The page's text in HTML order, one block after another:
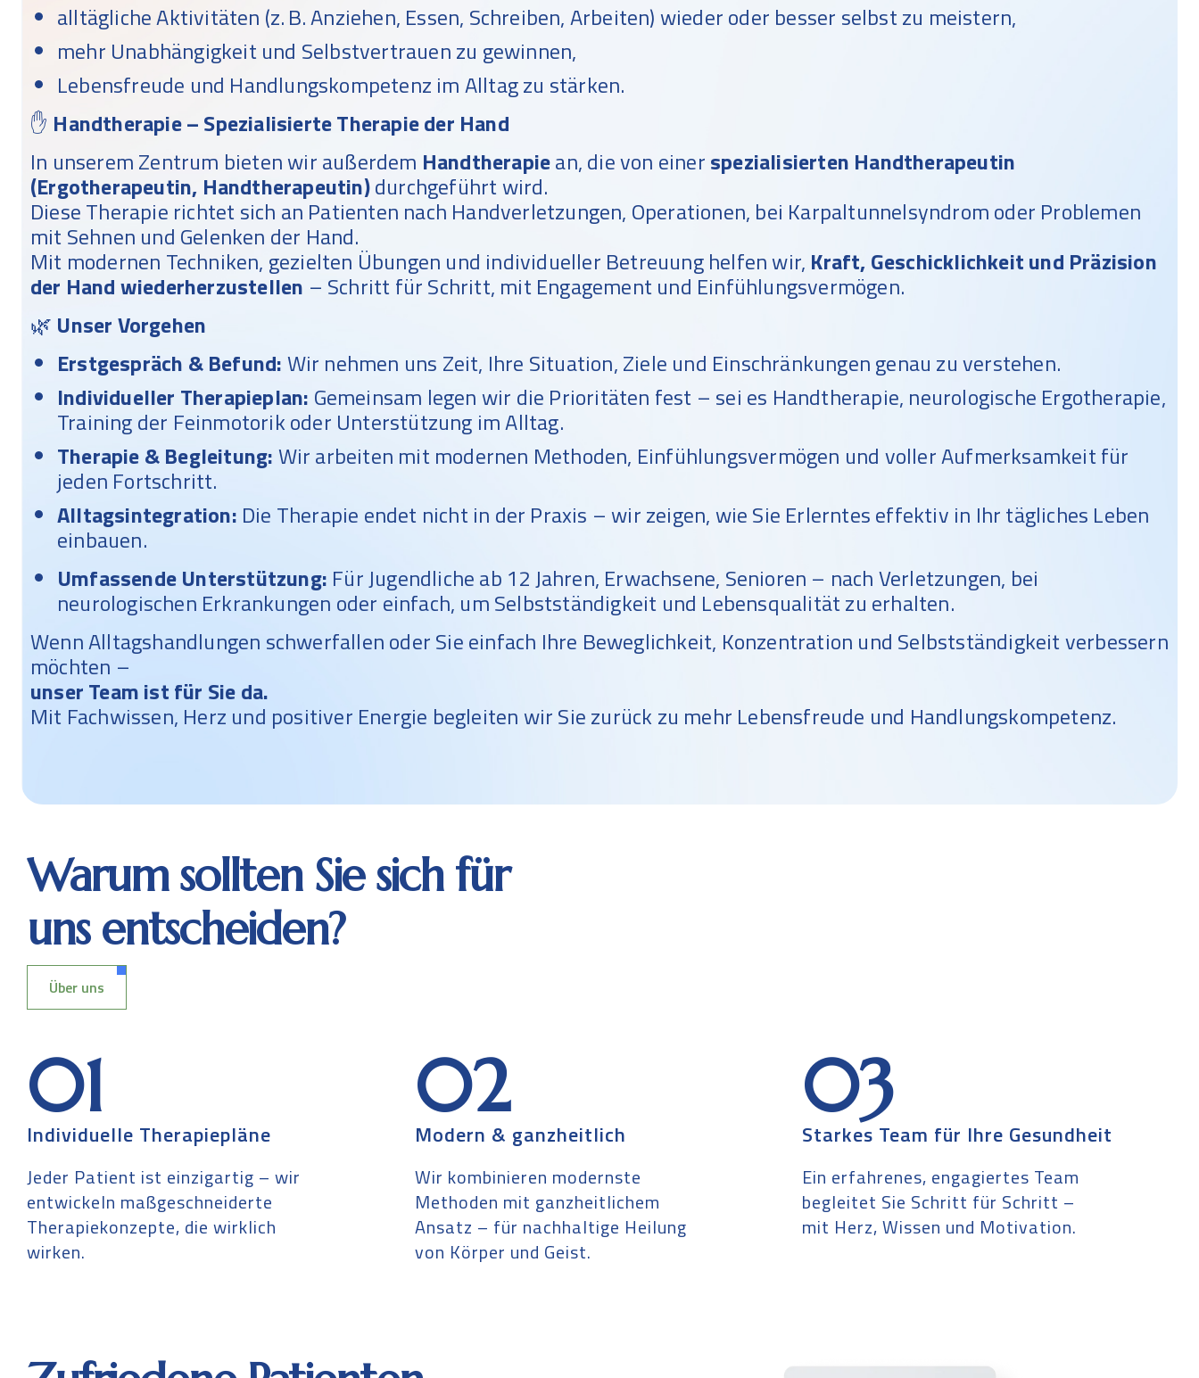
alltägliche Aktivitäten (z. B. Anziehen, Essen, Schreiben, Arbeiten) wieder oder besser selbst zu meistern,
mehr Unabhängigkeit und Selbstvertrauen zu gewinnen,
Lebensfreude und Handlungskompetenz im Alltag zu stärken.
✋ Handtherapie – Spezialisierte Therapie der Hand
In unserem Zentrum bieten wir außerdem Handtherapiean, die von einerspezialisierten Handtherapeutin
(Ergotherapeutin, Handtherapeutin)durchgeführt wird.
Diese Therapie richtet sich an Patienten nach Handverletzungen, Operationen, bei Karpaltunnelsyndrom oder Problemen
mit Sehnen und Gelenken der Hand.
Mit modernen Techniken, gezielten Übungen und individueller Betreuung helfen wir, Kraft, Geschicklichkeit und Präzision
der Hand wiederherzustellen – Schritt für Schritt, mit Engagement und Einfühlungsvermögen.
🌿 Unser Vorgehen
Erstgespräch & Befund:Wir nehmen uns Zeit, Ihre Situation, Ziele und Einschränkungen genau zu verstehen.
Individueller Therapieplan: Gemeinsam legen wir die Prioritäten fest – sei es Handtherapie, neurologische Ergotherapie,
Training der Feinmotorik oder Unterstützung im Alltag.
Therapie & Begleitung:Wir arbeiten mit modernen Methoden, Einfühlungsvermögen und voller Aufmerksamkeit für
jeden Fortschritt.
Alltagsintegration: Die Therapie endet nicht in der Praxis – wir zeigen, wie Sie Erlerntes effektiv in Ihr tägliches Leben
einbauen.
Umfassende Unterstützung: Für Jugendliche ab 12 Jahren, Erwachsene, Senioren – nach Verletzungen, bei
neurologischen Erkrankungen oder einfach, um Selbstständigkeit und Lebensqualität zu erhalten.
Wenn Alltagshandlungen schwerfallen oder Sie einfach Ihre Beweglichkeit, Konzentration und Selbstständigkeit verbessern
möchten –
unser Team ist für Sie da.
Mit Fachwissen, Herz und positiver Energie begleiten wir Sie zurück zu mehr Lebensfreude und Handlungskompetenz.
Warum sollten Sie sich für
uns entscheiden?
Über uns
01
Individuelle Therapiepläne
Jeder Patient ist einzigartig – wir
entwickeln maßgeschneiderte
Therapiekonzepte, die wirklich
wirken.
02
Modern & ganzheitlich
Wir kombinieren modernste
Methoden mit ganzheitlichem
Ansatz – für nachhaltige Heilung
von Körper und Geist.
03
Starkes Team für Ihre Gesundheit
Ein erfahrenes, engagiertes Team
begleitet Sie Schritt für Schritt –
mit Herz, Wissen und Motivation.